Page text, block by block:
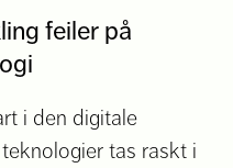
feiler på
i den digitale
tas raskt i